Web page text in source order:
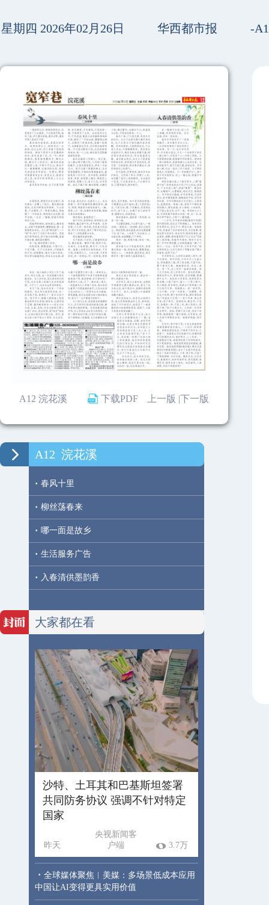
星期四 2026年02月26日 华西都市报 -
A12 浣花溪 下载PDF 下一版
上一版 |
A12 浣花溪
· 春风十里
· 柳丝荡春来
· 哪一面是故乡
· 生活服务广告
· 入春清供墨韵香
大家都在看
沙特、土耳其和巴基斯坦签署
共同防务协议 强调不针对特定
国家
昨天
央视新闻客
户端
3.7万
· 全球媒体聚焦︱美媒：多场景低成本应用
中国让AI变得更具实用价值